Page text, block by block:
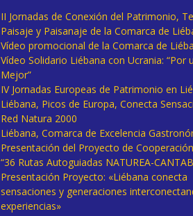
II Jornadas de Conexión del Patrimonio,
Paisaje y Paisanaje de la Comarca de
Vídeo promocional de la Comarca de
Vídeo Solidario Liébana con Ucrania: “Por
Mejor”
IV Jornadas Europeas de Patrimonio en
Liébana, Picos de Europa, Conecta
Red Natura 2000
Liébana, Comarca de Excelencia
Presentación del Proyecto de
“36 Rutas Autoguiadas NATUREA-
Presentación Proyecto: «Liébana conecta
sensaciones y generaciones
experiencias»